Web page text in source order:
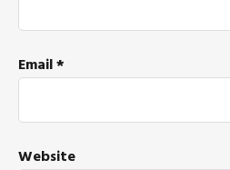
Email*
Website